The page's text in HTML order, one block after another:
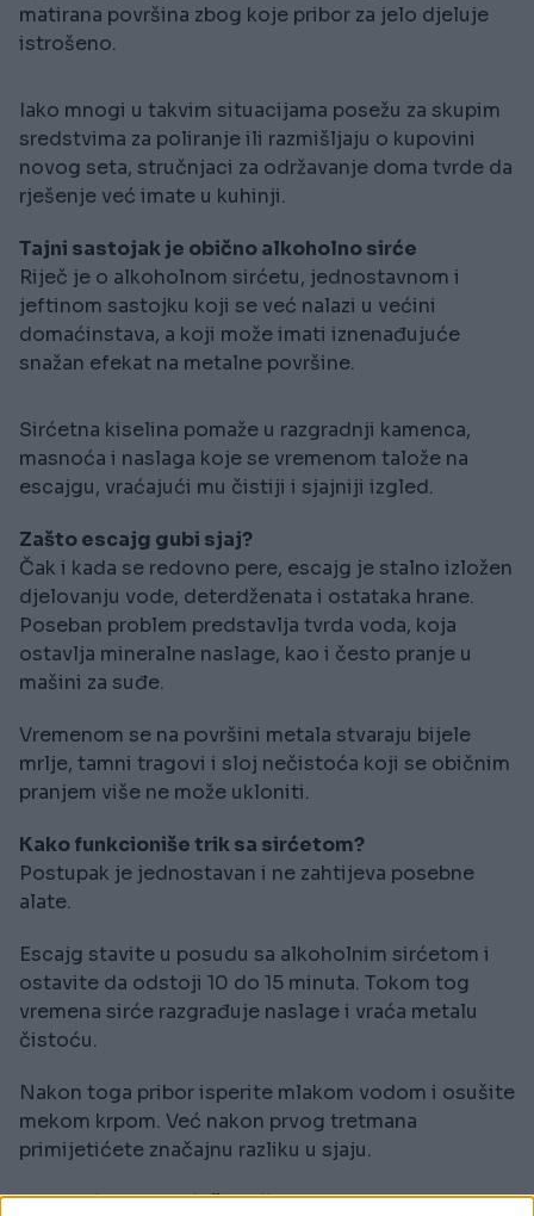
matirana površina zbog koje pribor za jelo djeluje
istrošeno.
Iako mnogi u takvim situacijama posežu za skupim
sredstvima za poliranje ili razmišljaju o kupovini
novog seta, stručnjaci za održavanje doma tvrde da
rješenje već imate u kuhinji.
Tajni sastojak je obično alkoholno sirće
Riječ je o alkoholnom sirćetu, jednostavnom i
jeftinom sastojku koji se već nalazi u većini
domaćinstava, a koji može imati iznenađujuće
snažan efekat na metalne površine.
Sirćetna kiselina pomaže u razgradnji kamenca,
masnoća i naslaga koje se vremenom talože na
escajgu, vraćajući mu čistiji i sjajniji izgled.
Zašto escajg gubi sjaj?
Čak i kada se redovno pere, escajg je stalno izložen
djelovanju vode, deterdženata i ostataka hrane.
Poseban problem predstavlja tvrda voda, koja
ostavlja mineralne naslage, kao i često pranje u
mašini za suđe.
Vremenom se na površini metala stvaraju bijele
mrlje, tamni tragovi i sloj nečistoća koji se običnim
pranjem više ne može ukloniti.
Kako funkcioniše trik sa sirćetom?
Postupak je jednostavan i ne zahtijeva posebne
alate.
Escajg stavite u posudu sa alkoholnim sirćetom i
ostavite da odstoji 10 do 15 minuta. Tokom tog
vremena sirće razgrađuje naslage i vraća metalu
čistoću.
Nakon toga pribor isperite mlakom vodom i osušite
mekom krpom. Već nakon prvog tretmana
primijetićete značajnu razliku u sjaju.
Dodatni korak za još bolji rezultat